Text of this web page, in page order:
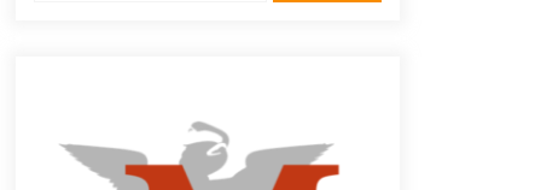
Zar antidrogas de EE.UU.: “vamos